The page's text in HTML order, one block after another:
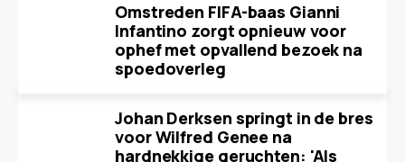
Omstreden FIFA-baas Gianni
Infantino zorgt opnieuw voor
ophef met opvallend bezoek na
spoedoverleg
Johan Derksen springt in de bres
voor Wilfred Genee na
hardnekkige geruchten: 'Als